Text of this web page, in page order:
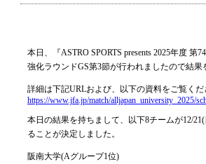
本日、『ASTRO SPORTS presents 2025年度
強化ラウンドGS第3節が行われましたので結果
詳細は下記URLおよび、以下の資料をご覧くだ
https://www.jfa.jp/match/alljapan_university_2025/
本日の結果を持ちまして、以下8チームが12/
ることが決定しました。
阪南大学(Aグループ1位)